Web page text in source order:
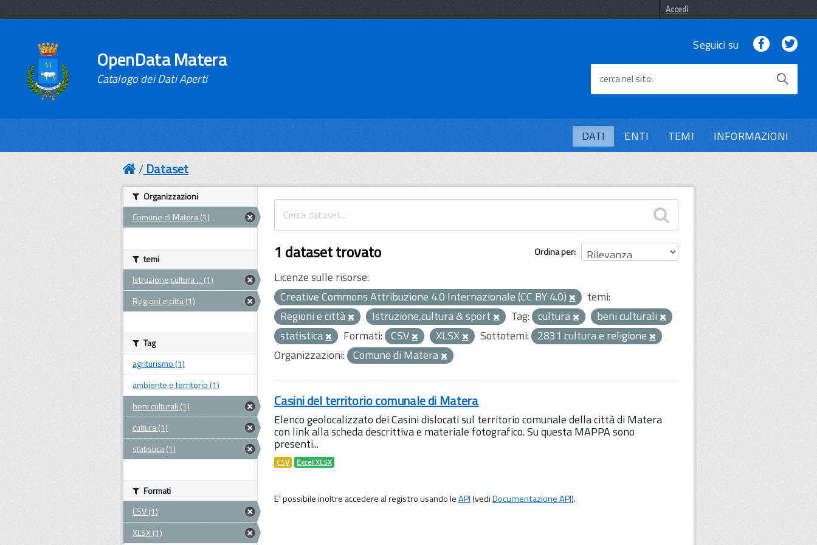
Accedi
OpenData Matera
Catalogo dei Dati Aperti
Seguici su Facebook
cerca nel sito
DATI ENTI TEMI INFORMAZIONI
Dataset
Ordina per
1 dataset trovato
Licenze sulle risorse:
Creative Commons Attribuzione 4.0 Internazionale (CC BY 4.0)
temi:
Regioni e città
Istruzione,cultura & sport Tag: cultura
beni culturali
statistica
Formati: CSV XLSX Sottotemi: 2831 cultura e religione
Organizzazioni: Comune di Matera
Casini del territorio comunale di Matera
Elenco geolocalizzato dei Casini dislocati sul territorio comunale della città di Matera
con link alla scheda descrittiva e materiale fotografico. Su questa MAPPA sono
presenti...
CSV Excel XLSX
E' possibile inoltre accedere al registro usando leAPI(vediDocumentazione API).
Organizzazioni
Comune di Matera (1)
temi
Istruzione,cultura ... (1)
Regioni e città (1)
Tag
agriturismo (1)
ambiente e territorio (1)
beni culturali (1)
cultura (1)
statistica (1)
Formati
CSV (1)
XLSX (1)